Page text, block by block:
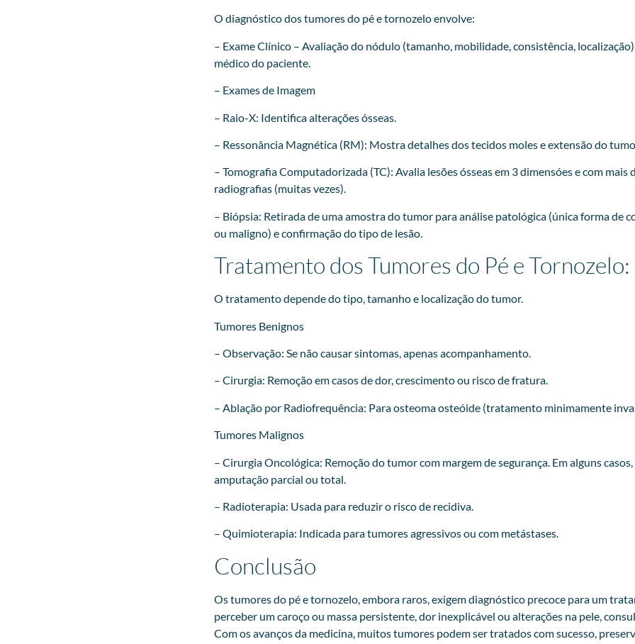
O diagnóstico dos tumores do pé e tornozelo envolve:
– Exame Clínico – Avaliação do nódulo (tamanho, mobilidade, consistência,
médico do paciente.
– Exames de Imagem
– Raio-X: Identifica alterações ósseas.
– Ressonância Magnética (RM): Mostra detalhes dos tecidos moles e extensão do
– Tomografia Computadorizada (TC): Avalia lesões ósseas em 3 dimensóes e com mais
radiografias (muitas vezes).
– Biópsia: Retirada de uma amostra do tumor para análise patológica (única forma de
ou maligno) e confirmação do tipo de lesão.
Tratamento dos Tumores do Pé e Tornozelo:
O tratamento depende do tipo, tamanho e localização do tumor.
Tumores Benignos
– Observação: Se não causar sintomas, apenas acompanhamento.
– Cirurgia: Remoção em casos de dor, crescimento ou risco de fratura.
– Ablação por Radiofrequência: Para osteoma osteóide (tratamento minimamente
Tumores Malignos
– Cirurgia Oncológica: Remoção do tumor com margem de segurança. Em alguns
amputação parcial ou total.
– Radioterapia: Usada para reduzir o risco de recidiva.
– Quimioterapia: Indicada para tumores agressivos ou com metástases.
Conclusão
Os tumores do pé e tornozelo, embora raros, exigem diagnóstico precoce para um
perceber um caroço ou massa persistente, dor inexplicável ou alterações na pele,
Com os avanços da medicina, muitos tumores podem ser tratados com sucesso,